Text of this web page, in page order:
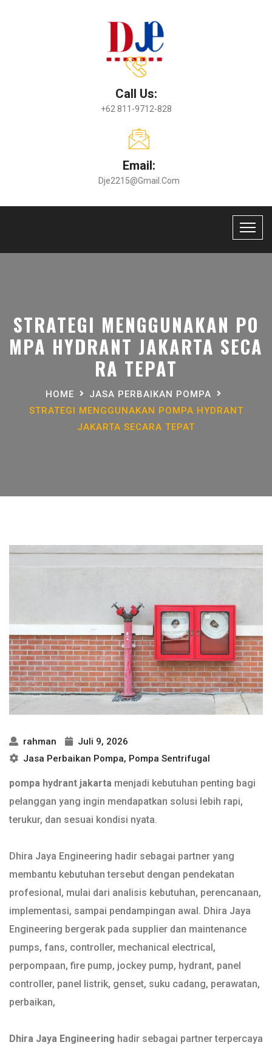
Call Us:
+62 811-9712-828
Email:
Dje2215@gmail.com
STRATEGI MENGGUNAKAN PO
MPA HYDRANT JAKARTA SECA
RA TEPAT
HOME
JASA PERBAIKAN POMPA
STRATEGI MENGGUNAKAN POMPA HYDRANT
JAKARTA SECARA TEPAT
rahman
Juli 9, 2026
Jasa Perbaikan Pompa, Pompa Sentrifugal
pompa hydrant jakarta menjadi kebutuhan penting bagi
pelanggan yang ingin mendapatkan solusi lebih rapi,
terukur, dan sesuai kondisi nyata.
Dhira Jaya Engineering hadir sebagai partner yang
membantu kebutuhan tersebut dengan pendekatan
profesional, mulai dari analisis kebutuhan, perencanaan,
implementasi, sampai pendampingan awal. Dhira Jaya
Engineering bergerak pada supplier dan maintenance
pumps, fans, controller, mechanical electrical,
perpompaan, fire pump, jockey pump, hydrant, panel
controller, panel listrik, genset, suku cadang, perawatan,
perbaikan,
Dhira Jaya Engineering hadir sebagai partner terpercaya